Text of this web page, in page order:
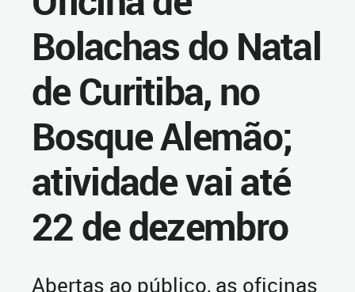
Bolachas do Natal
de Curitiba, no
Bosque Alemão;
atividade vai até
22 de dezembro
Abertas ao público, as oficinas